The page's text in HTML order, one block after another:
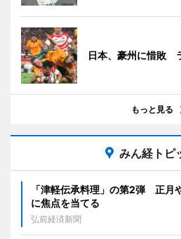
日本、豪州に惜敗
もっと見る
みん経トピ
「津軽伝承料理」の第2弾 正月
に焦点を当てる
弘前経済新聞